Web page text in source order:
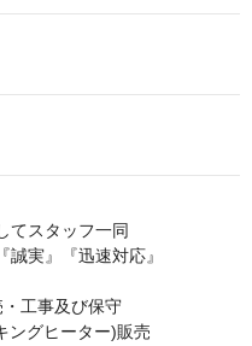
てスタッフ一同
誠実』『迅速対応』
工事及び保守
ングヒーター)販売